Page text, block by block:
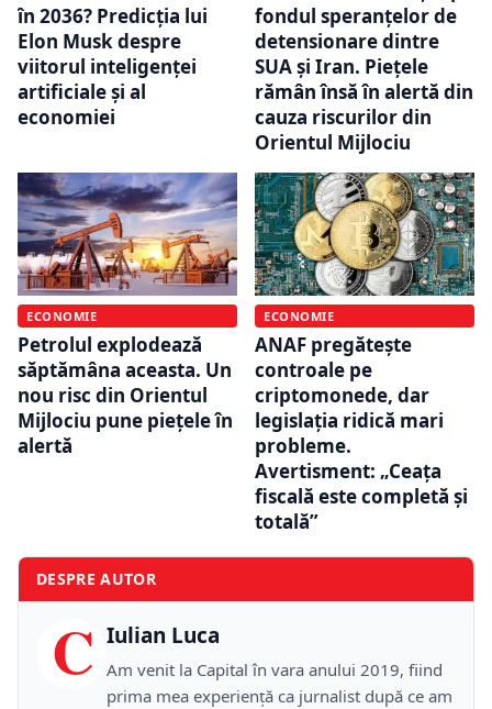
în 2036? Predicția lui
Elon Musk despre
viitorul inteligenței
artificiale și al
economiei
fondul speranțelor de
detensionare dintre
SUA și Iran. Piețele
rămân însă în alertă din
cauza riscurilor din
Orientul Mijlociu
ECONOMIE
Petrolul explodează
săptămâna aceasta. Un
nou risc din Orientul
Mijlociu pune piețele în
alertă
ECONOMIE
ANAF pregătește
controale pe
criptomonede, dar
legislația ridică mari
probleme.
Avertisment: „Ceața
fiscală este completă și
totală”
DESPRE AUTOR
C Iulian Luca
Am venit la Capital în vara anului 2019, fiind
prima mea experiență ca jurnalist după ce am